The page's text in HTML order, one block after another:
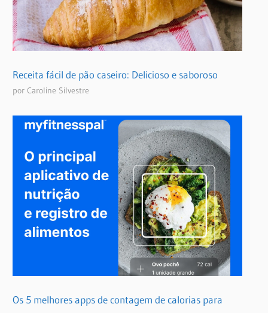
Receita fácil de pão caseiro: Delicioso e saboroso
por Caroline Silvestre
Os 5 melhores apps de contagem de calorias para